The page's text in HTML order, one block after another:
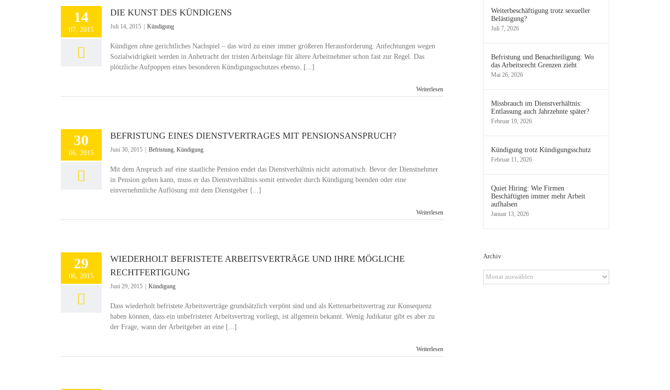
14
07, 2015
DIE KUNST DES KÜNDIGENS
Juli 14, 2015 Kündigung
Kündigen ohne gerichtliches Nachspiel – das wird zu einer immer größeren Herausforderung. Anfechtungen wegen
Sozialwidrigkeit werden in Anbetracht der tristen Arbeitslage für ältere Arbeitnehmer schon fast zur Regel. Das
plötzliche Aufpoppen eines besonderen Kündigungsschutzes ebenso. [...]
Weiterlesen
30
06, 2015
BEFRISTUNG EINES DIENSTVERTRAGES MIT PENSIONSANSPRUCH?
Juni 30, 2015 Befristung, Kündigung
Mit dem Anspruch auf eine staatliche Pension endet das Dienstverhältnis nicht automatisch. Bevor der Dienstnehmer
in Pension gehen kann, muss er das Dienstverhältnis somit entweder durch Kündigung beenden oder eine
einvernehmliche Auflösung mit dem Dienstgeber [...]
Weiterlesen
29
06, 2015
WIEDERHOLT BEFRISTETE ARBEITSVERTRÄGE UND IHRE MÖGLICHE
RECHTFERTIGUNG
Juni 29, 2015 Kündigung
Dass wiederholt befristete Arbeitsverträge grundsätzlich verpönt sind und als Kettenarbeitsvertrag zur Konsequenz
haben können, dass ein unbefristeter Arbeitsvertrag vorliegt, ist allgemein bekannt. Wenig Judikatur gibt es aber zu
der Frage, wann der Arbeitgeber an eine [...]
Weiterlesen
Weiterbeschäftigung trotz sexueller
Belästigung?
Juli 7, 2026
Befristung und Benachteiligung: Wo
das Arbeitsrecht Grenzen zieht
Mai 26, 2026
Missbrauch im Dienstverhältnis:
Entlassung auch Jahrzehnte später?
Februar 19, 2026
Kündigung trotz Kündigungsschutz
Februar 11, 2026
Quiet Hiring: Wie Firmen
Beschäftigten immer mehr Arbeit
aufhalsen
Januar 13, 2026
Archiv
Archiv